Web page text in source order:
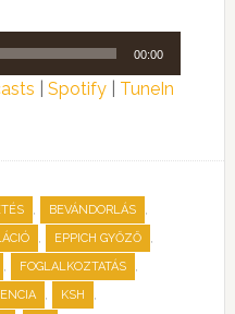
00:00
Spotify| TuneIn
, BEVÁNDORLÁS ,
, EPPICH GYŐZŐ ,
, FOGLALKOZTATÁS ,
, KSH ,